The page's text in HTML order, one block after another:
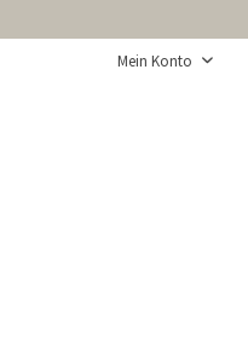
Mein Konto